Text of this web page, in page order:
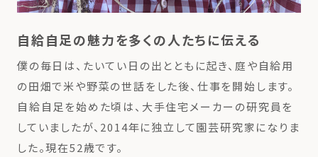
自給自足の魅力を多くの人たちに伝える
僕の毎日は、たいてい日の出とともに起き、庭や自給用
の田畑で米や野菜の世話をした後、仕事を開始します。
自給自足を始めた頃は、大手住宅メーカーの研究員を
していましたが、2014年に独立して園芸研究家になりま
した。現在52歳です。